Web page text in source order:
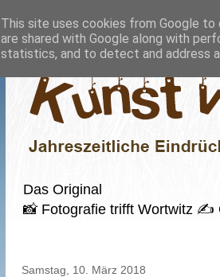
Das Original
📸 Fotografie trifft Wortwitz ✍️
Samstag, 10. März 2018
This site uses cookies from Google to
are shared with Google along with
statistics, and to detect and address